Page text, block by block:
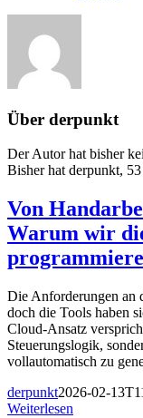
Über derpunkt
Der Autor hat bisher
Bisher hat derpunkt,
Von
Warum wir
Die Anforderungen an
doch die Tools haben
Cloud-Ansatz
Steuerungslogik,
vollautomatisch zu
derpunkt2026-02-
Weiterlesen